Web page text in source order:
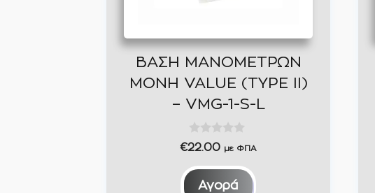
ΒΑΣΗ ΜΑΝΟΜΕΤΡΩΝ
ΜΟΝΗ VALUE (TYPE II)
– VMG-1-S-L
0
o
u
t
€22.00 με ΦΠΑ
Αγορά